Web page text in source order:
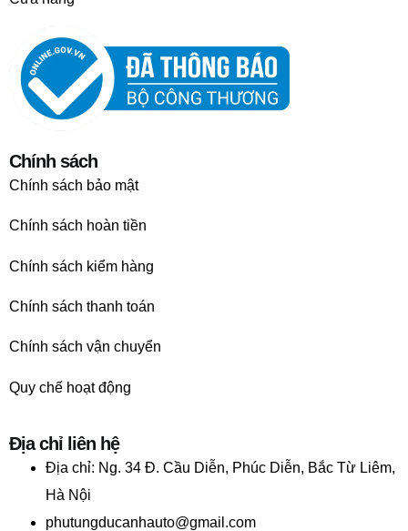
Chính sách
Chính sách bảo mật
Chính sách hoàn tiền
Chính sách kiểm hàng
Chính sách thanh toán
Chính sách vận chuyển
Quy chế hoạt động
Địa chỉ liên hệ
Địa chỉ: Ng. 34 Đ. Cầu Diễn, Phúc Diễn, Bắc Từ Liêm,
Hà Nội
phutungducanhauto@gmail.com